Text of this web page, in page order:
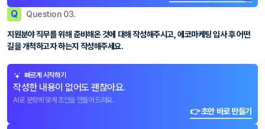
Q Question 03.
지원분야 직무를 위해 준비해온 것에 대해 작성해주시고, 에코마케팅 입사 후 어떤
길을 개척하고자 하는지 작성해주세요.
빠르게 시작하기
작성한 내용이 없어도 괜찮아요.
AI로 문항에 맞게 초안을 만들어 드려요.
👉 초안 바로 만들기